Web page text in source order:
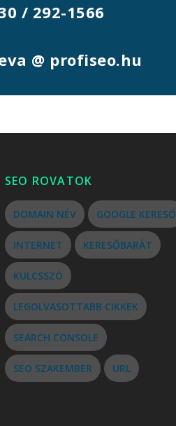
/ 292-1566
@ profiseo.hu
SEO ROVATOK
DOMAIN NÉV GOOGLE KERESŐ
INTERNET KERESŐBARÁT
KULCSSZÓ
LEGOLVASOTTABB CIKKEK
SEARCH CONSOLE
SEO SZAKEMBER URL